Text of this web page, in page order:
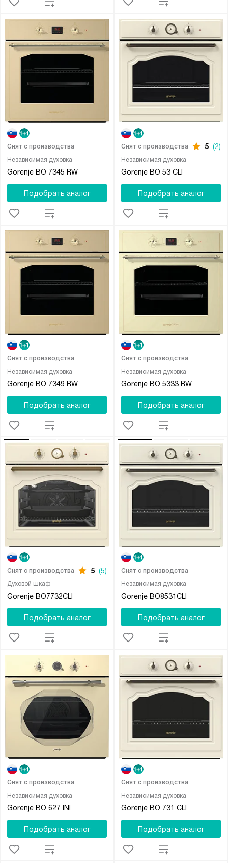
Независимая духовка
Gorenje BO 7345 RW
Снят с производства
Подобрать аналог
Независимая духовка
Gorenje BO 53 CLI
Снят с производства 5 (2)
Подобрать аналог
Независимая духовка
Gorenje BO 7349 RW
Снят с производства
Подобрать аналог
Независимая духовка
Gorenje BO 5333 RW
Снят с производства
Подобрать аналог
Духовой шкаф
Gorenje BO7732CLI
Снят с производства 5 (5)
Подобрать аналог
Независимая духовка
Gorenje BO8531CLI
Снят с производства
Подобрать аналог
Независимая духовка
Gorenje BO 627 INI
Снят с производства
Подобрать аналог
Независимая духовка
Gorenje BO 731 CLI
Снят с производства
Подобрать аналог